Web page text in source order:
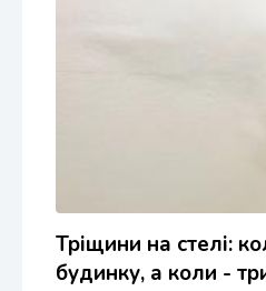
Тріщини на стелі:
будинку, а коли -